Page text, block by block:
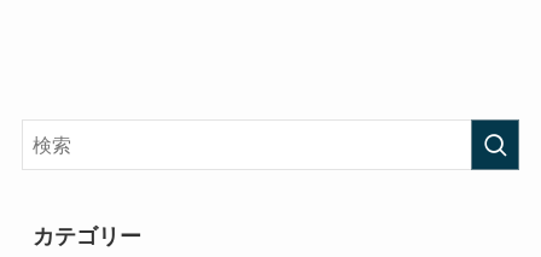
カテゴリー